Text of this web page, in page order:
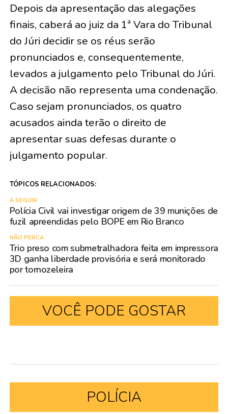
Depois da apresentação das alegações
finais, caberá ao juiz da 1ª Vara do Tribunal
do Júri decidir se os réus serão
pronunciados e, consequentemente,
levados a julgamento pelo Tribunal do Júri.
A decisão não representa uma condenação.
Caso sejam pronunciados, os quatro
acusados ainda terão o direito de
apresentar suas defesas durante o
julgamento popular.
TÓPICOS RELACIONADOS:
A SEGUIR
Polícia Civil vai investigar origem de 39 munições de
fuzil apreendidas pelo BOPE em Rio Branco
NÃO PERCA
Trio preso com submetralhadora feita em impressora
3D ganha liberdade provisória e será monitorado
por tornozeleira
VOCÊ PODE GOSTAR
POLÍCIA